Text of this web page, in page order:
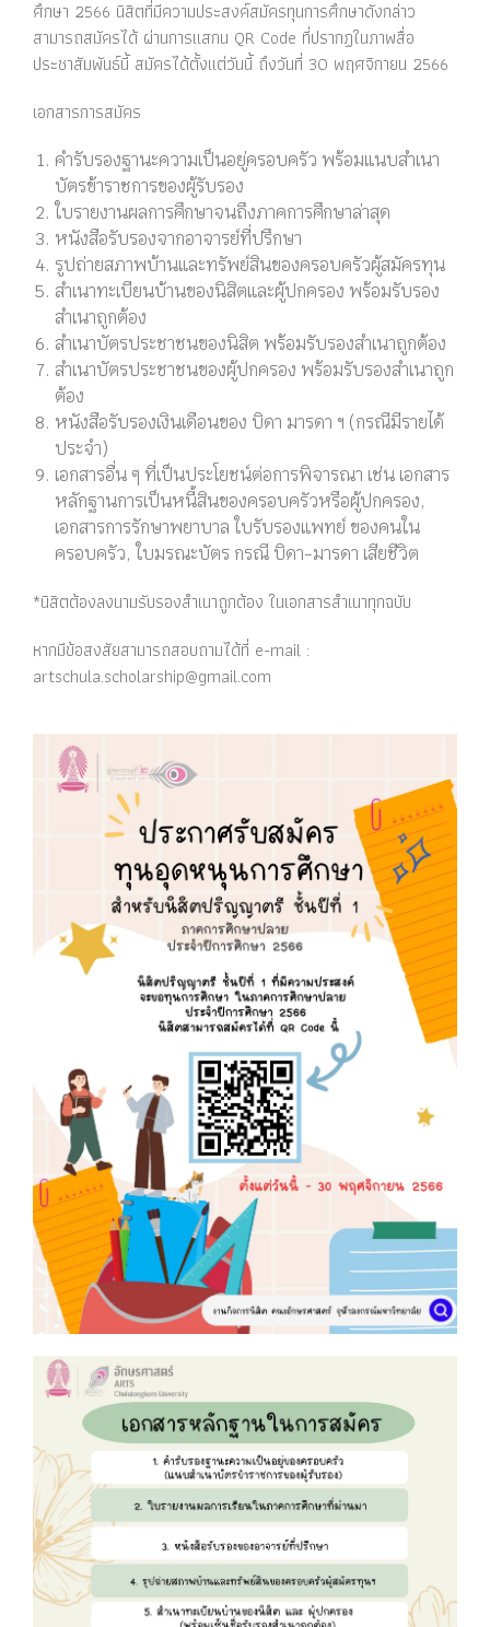
ศึกษา 2566 นิสิตที่มีความประสงค์สมัครทุนการศึกษาดังกล่าว
สามารถสมัครได้ ผ่านการแสกน QR Code ที่ปรากฏในภาพสื่อ
ประชาสัมพันธ์นี้ สมัครได้ตั้งแต่วันนี้ ถึงวันที่ 30 พฤศจิกายน 2566
เอกสารการสมัคร
คำรับรองฐานะความเป็นอยู่ครอบครัว พร้อมแนบสำเนา
บัตรข้าราชการของผู้รับรอง
ใบรายงานผลการศึกษาจนถึงภาคการศึกษาล่าสุด
หนังสือรับรองจากอาจารย์ที่ปรึกษา
รูปถ่ายสภาพบ้านและทรัพย์สินของครอบครัวผู้สมัครทุน
สำเนาทะเบียนบ้านของนิสิตและผู้ปกครอง พร้อมรับรอง
สำเนาถูกต้อง
สำเนาบัตรประชาชนของนิสิต พร้อมรับรองสำเนาถูกต้อง
สำเนาบัตรประชาชนของผู้ปกครอง พร้อมรับรองสำเนาถูก
ต้อง
หนังสือรับรองเงินเดือนของ บิดา มารดา ฯ (กรณีมีรายได้
ประจำ)
เอกสารอื่น ๆ ที่เป็นประโยชน์ต่อการพิจารณา เช่น เอกสาร
หลักฐานการเป็นหนี้สินของครอบครัวหรือผู้ปกครอง,
เอกสารการรักษาพยาบาล ใบรับรองแพทย์ ของคนใน
ครอบครัว, ใบมรณะบัตร กรณี บิดา-มารดา เสียชีวิต
*นิสิตต้องลงนามรับรองสำเนาถูกต้อง ในเอกสารสำเนาทุกฉบับ
หากมีข้อสงสัยสามารถสอบถามได้ที่ e-mail :
artschula.scholarship@gmail.com